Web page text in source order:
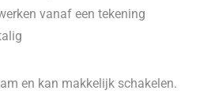
vanaf een tekening
en kan makkelijk schakelen.